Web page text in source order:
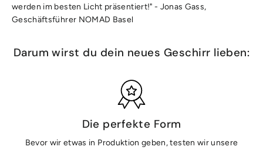
werden im besten Licht präsentiert!" - Jonas Gass,
Geschäftsführer NOMAD Basel
Darum wirst du dein neues Geschirr lieben:
Die perfekte Form
Bevor wir etwas in Produktion geben, testen wir unsere